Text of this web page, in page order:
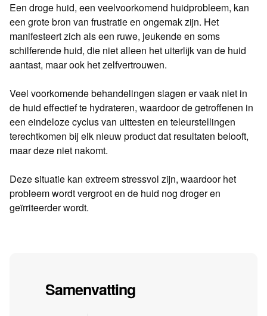
Een droge huid, een veelvoorkomend huidprobleem, kan
een grote bron van frustratie en ongemak zijn. Het
manifesteert zich als een ruwe, jeukende en soms
schilferende huid, die niet alleen het uiterlijk van de huid
aantast, maar ook het zelfvertrouwen.
Veel voorkomende behandelingen slagen er vaak niet in
de huid effectief te hydrateren, waardoor de getroffenen in
een eindeloze cyclus van uittesten en teleurstellingen
terechtkomen bij elk nieuw product dat resultaten belooft,
maar deze niet nakomt.
Deze situatie kan extreem stressvol zijn, waardoor het
probleem wordt vergroot en de huid nog droger en
geïrriteerder wordt.
Samenvatting